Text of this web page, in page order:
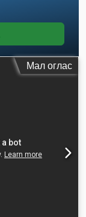
Мал оглас